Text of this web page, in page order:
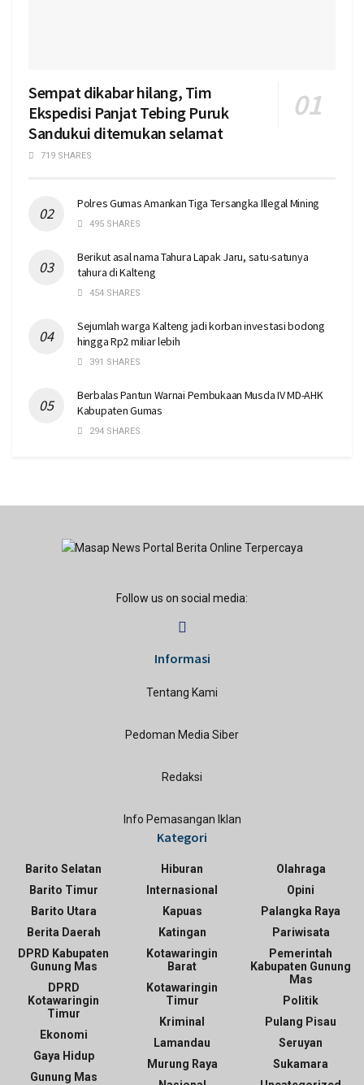
Sempat dikabar hilang, Tim
Ekspedisi Panjat Tebing Puruk
Sandukui ditemukan selamat
719 SHARES
Polres Gumas Amankan Tiga Tersangka Illegal Mining
495 SHARES
Berikut asal nama Tahura Lapak Jaru, satu-satunya
tahura di Kalteng
454 SHARES
Sejumlah warga Kalteng jadi korban investasi bodong
hingga Rp2 miliar lebih
391 SHARES
Berbalas Pantun Warnai Pembukaan Musda IV MD-AHK
Kabupaten Gumas
294 SHARES
Follow us on social media:
Informasi
Tentang Kami
Pedoman Media Siber
Redaksi
Info Pemasangan Iklan
Kategori
Barito Selatan
Barito Timur
Barito Utara
Berita Daerah
DPRD Kabupaten
Gunung Mas
DPRD
Kotawaringin
Timur
Ekonomi
Gaya Hidup
Gunung Mas
Hiburan
Internasional
Kapuas
Katingan
Kotawaringin
Barat
Kotawaringin
Timur
Kriminal
Lamandau
Murung Raya
Olahraga
Opini
Palangka Raya
Pariwisata
Pemerintah
Kabupaten Gunung
Mas
Politik
Pulang Pisau
Seruyan
Sukamara